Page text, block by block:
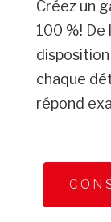
Créez un
100 %! De
chaque
répond